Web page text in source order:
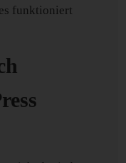
funktioniert